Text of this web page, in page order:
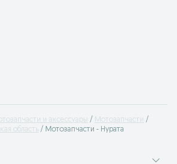
и аксессуары
Мотозапчасти
область
Мотозапчасти - Нурата